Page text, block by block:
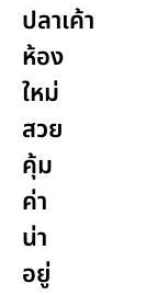
ปลาเค้า
ห้อง
ใหม่
สวย
คุ้ม
ค่า
น่า
อยู่